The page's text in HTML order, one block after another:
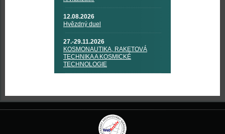
12.08.2026
Hvězdný duel
27.-29.11.2026
KOSMONAUTIKA, RAKETOVÁ
TECHNIKA A KOSMICKÉ
TECHNOLOGIE